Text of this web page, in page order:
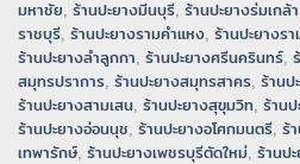
มหาชัย, ร้านปะยางมีนบุรี, ร้านปะยางร่มเกล้า
ราชบุรี, ร้านปะยางรามคำแหง, ร้านปะยางร
ร้านปะยางลำลูกกา, ร้านปะยางศรีนครินทร์,
สมุทรปราการ, ร้านปะยางสมุทรสาคร, ร้านป
ร้านปะยางสามเสน, ร้านปะยางสุขุมวิท, ร้าน
ร้านปะยางอ่อนนุช, ร้านปะยางอโศกมนตรี, ร้
เทพารักษ์, ร้านปะยางเพชรบุรีตัดใหม่, ร้านป